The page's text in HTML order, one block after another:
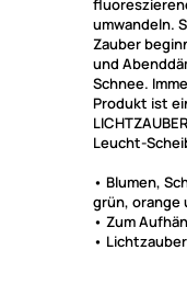
umwandeln.
Zauber
und
Schnee.
Produkt ist
Leucht-
• Blumen,
grün, orange
• Zum
•